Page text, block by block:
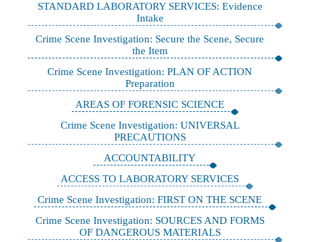
STANDARD LABORATORY SERVICES: Evidence
Intake
Crime Scene Investigation: Secure the Scene, Secure
the Item
Crime Scene Investigation: PLAN OF ACTION
Preparation
AREAS OF FORENSIC SCIENCE
Crime Scene Investigation: UNIVERSAL
PRECAUTIONS
ACCOUNTABILITY
ACCESS TO LABORATORY SERVICES
Crime Scene Investigation: FIRST ON THE SCENE
Crime Scene Investigation: SOURCES AND FORMS
OF DANGEROUS MATERIALS